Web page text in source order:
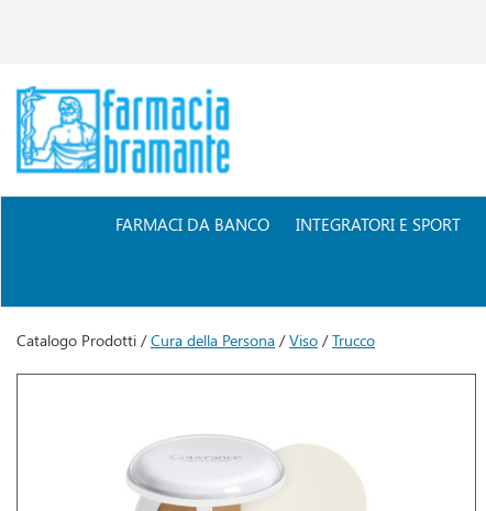
Farmacia
Bramante
FARMACI DA BANCO INTEGRATORI E SPORT
Catalogo Prodotti /Cura della Persona /Viso /Trucco